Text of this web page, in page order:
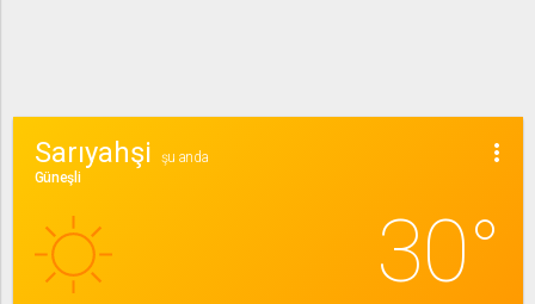
more_vert
Sarıyahşi
şu anda
Güneşli
30°